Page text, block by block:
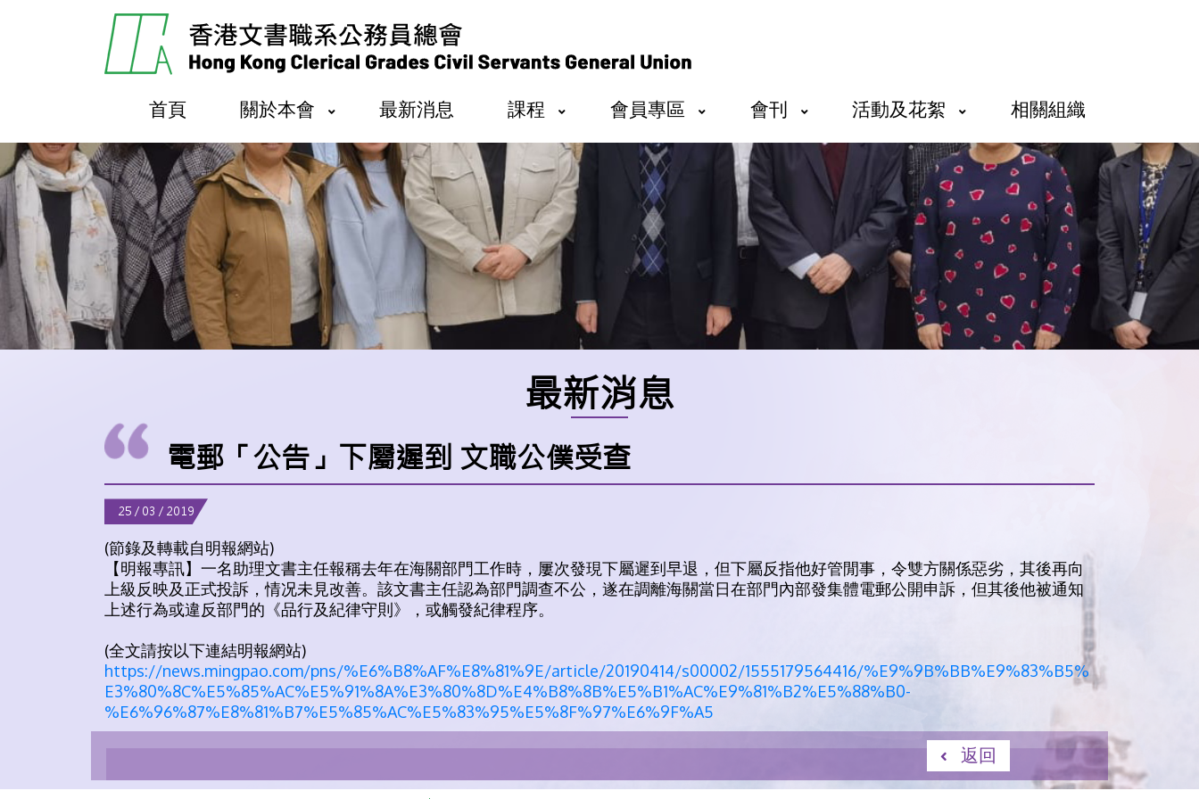
首頁 關於本會 最新消息 課程 會員專區 會刊 活動及花絮 相關組織
最新消息
電郵「公告」下屬遲到 文職公僕受查
25 / 03 / 2019
(節錄及轉載自明報網站)
【明報專訊】一名助理文書主任報稱去年在海關部門工作時，屢次發現下屬遲到早退，但下屬反指他好管閒事，令雙方關係惡劣，其後再向
上級反映及正式投訴，情况未見改善。該文書主任認為部門調查不公，遂在調離海關當日在部門內部發集體電郵公開申訴，但其後他被通知
上述行為或違反部門的《品行及紀律守則》，或觸發紀律程序。
(全文請按以下連結明報網站)
https://news.mingpao.com/pns/%E6%B8%AF%E8%81%9E/article/20190414/s00002/1555179564416/%E9%9B%BB%E9%83%B5%
E3%80%8C%E5%85%AC%E5%91%8A%E3%80%8D%E4%B8%8B%E5%B1%AC%E9%81%B2%E5%88%B0-
%E6%96%87%E8%81%B7%E5%85%AC%E5%83%95%E5%8F%97%E6%9F%A5
返回